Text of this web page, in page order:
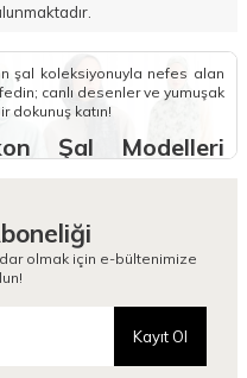
şal koleksiyonuyla nefes alan
canlı desenler ve yumuşak
dokunuş katın!
Şal Modelleri
viskonun zarif dökümüyle
estetik ritim oluşturur. Pamuk
motifleri ve canlı renk
bir stil imzası niteliğindedir.
gün boyu rahat bir kullanım
öteye taşır.
olmak için e-bültenimize
Kayıt Ol